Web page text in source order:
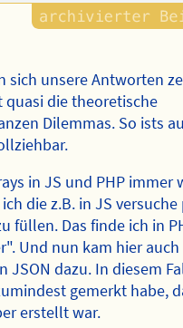
sich unsere Antworten
quasi die theoretische
Dilemmas. So ists
in JS und PHP immer
die z.B. in JS versuche
füllen. Das finde ich in
Und nun kam hier
JSON dazu. In diesem
gemerkt habe,
erstellt war.